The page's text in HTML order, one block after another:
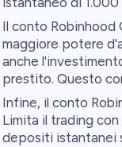
Il conto
maggiore potere
anche
prestito. Questo
Infine, il conto
Limita il trading
depositi istantanei